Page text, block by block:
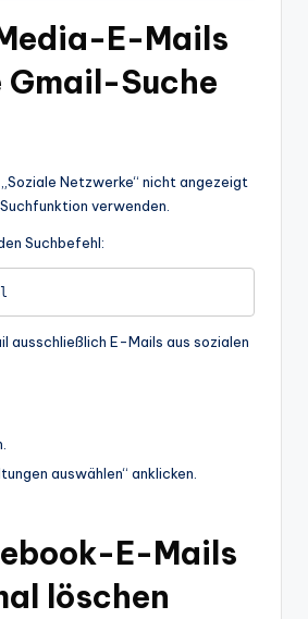
E-Mails
Gmail-Suche
Netzwerke“ nicht angezeigt
verwenden.
Suchbefehl:
ausschließlich E-Mails aus sozialen
auswählen“ anklicken.
E-Mails
löschen